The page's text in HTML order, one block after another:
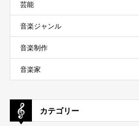
芸能
音楽ジャンル
音楽制作
音楽家
カテゴリー